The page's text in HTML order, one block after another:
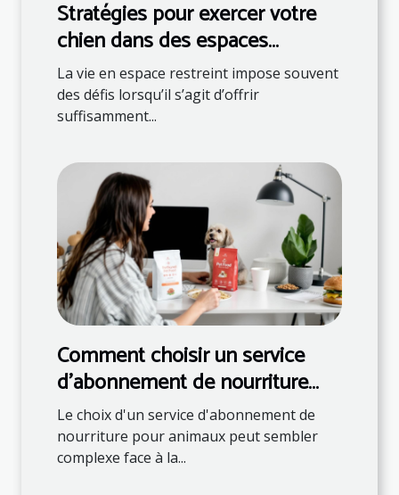
Stratégies pour exercer votre
chien dans des espaces
restreints
La vie en espace restreint impose souvent
des défis lorsqu’il s’agit d’offrir
suffisamment...
Comment choisir un service
d'abonnement de nourriture
pour animaux ?
Le choix d'un service d'abonnement de
nourriture pour animaux peut sembler
complexe face à la...